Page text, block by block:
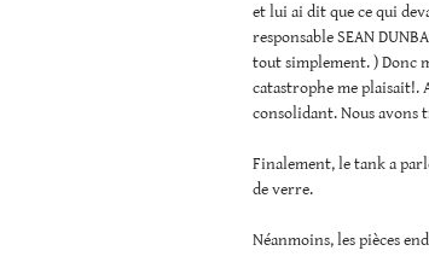
et lui ai dit que ce qui
responsable SEAN
tout simplement. ) Donc
catastrophe me plaisait!.
consolidant. Nous avons
Finalement, le tank a
de verre.
Néanmoins, les pièces